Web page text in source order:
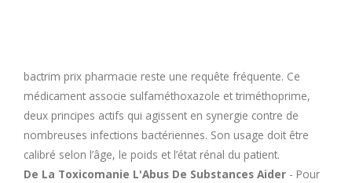
H
I
J
bactrim prix pharmacie reste une requête fréquente. Ce
médicament associe sulfaméthoxazole et triméthoprime,
deux principes actifs qui agissent en synergie contre de
nombreuses infections bactériennes. Son usage doit être
calibré selon l’âge, le poids et l’état rénal du patient.
De La Toxicomanie L'Abus De Substances Aider - Pour